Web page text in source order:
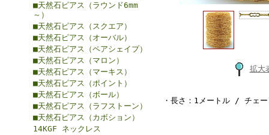
■天然石ピアス（ラウンド6mm
～）
■天然石ピアス（スクエア）
■天然石ピアス（オーバル）
■天然石ピアス（ペアシェイプ）
■天然石ピアス（マロン）
■天然石ピアス（マーキス）
■天然石ピアス（ポイント）
■天然石ピアス（ボール）
■天然石ピアス（ラフストーン）
■天然石ピアス（カボション）
14KGF ネックレス
拡大
・長さ：1メートル / チェー